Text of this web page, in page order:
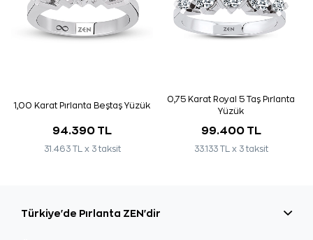
1,00 Karat Pırlanta Beştaş Yüzük
94.390 TL
31.463 TL x 3 taksit
0,75 Karat Royal 5 Taş Pırlanta
Yüzük
99.400 TL
33.133 TL x 3 taksit
Türkiye'de Pırlanta ZEN'dir